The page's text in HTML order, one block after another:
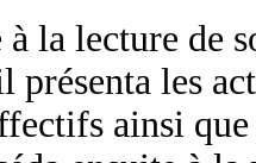
à la lecture de
présenta les
ainsi